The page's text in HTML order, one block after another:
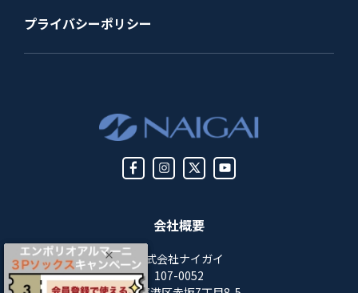
会社概要
株式会社ナイガイ
107-0052
プライバシーポリシー